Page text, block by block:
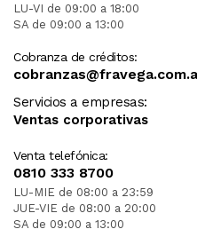
LU-VI de 09:00 a 18:00
SA de 09:00 a 13:00
Cobranza de créditos:
Servicios a empresas:
Ventas corporativas
Venta telefónica:
0810 333 8700
LU-MIE de 08:00 a 23:59
JUE-VIE de 08:00 a 20:00
SA de 09:00 a 13:00